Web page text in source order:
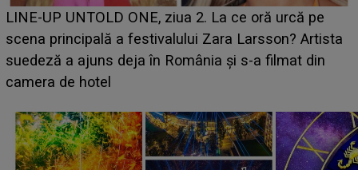
Ce a dezvăluit noua concurentă din "Casa Iubirii" l-a
luat prin surprindere pe Emanuel. CINE ESTE
BĂIATUL VIZAT de Alexandra?! Aflându-se în fața
faptului împlinit, A RECUNOSCUT IMEDIAT: "Am